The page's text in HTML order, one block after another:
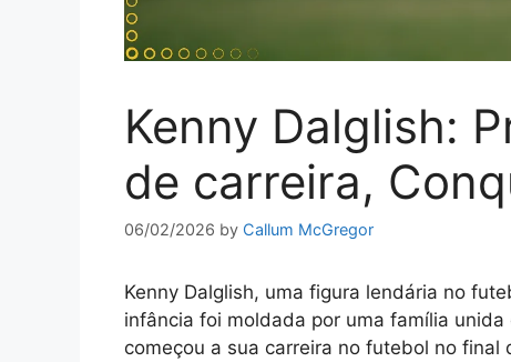
Kenny Dalglish:
de carreira,
06/02/2026 by Callum McGregor
Kenny Dalglish, uma figura lendária no
infância foi moldada por uma família
começou a sua carreira no futebol no